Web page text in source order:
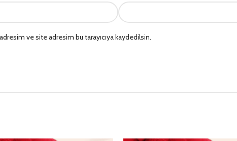
ve site adresim bu tarayıcıya kaydedilsin.